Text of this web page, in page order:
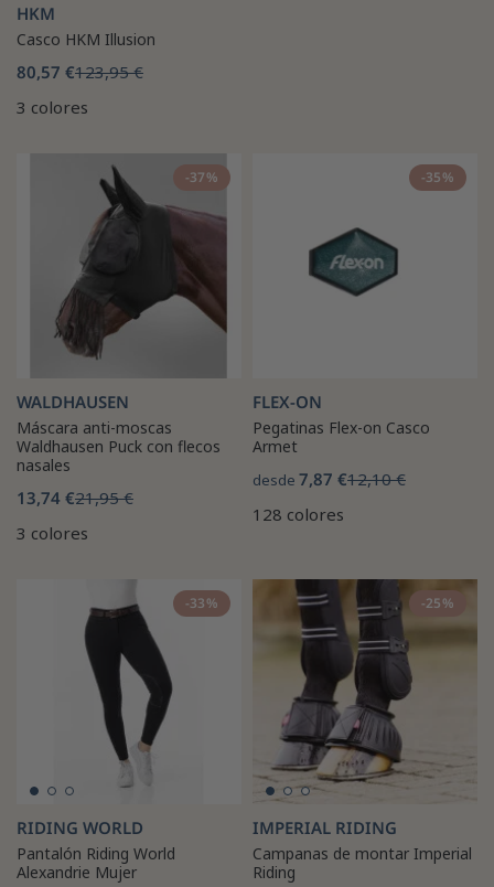
HKM
Casco HKM Illusion
80,57 €123,95 €
3 colores
-37%
WALDHAUSEN
Máscara anti-moscas
Waldhausen Puck con flecos
nasales
13,74 €21,95 €
3 colores
-35%
FLEX-ON
Pegatinas Flex-on Casco
Armet
desde 7,87 €12,10 €
128 colores
-33%
RIDING WORLD
Pantalón Riding World
Alexandrie Mujer
-25%
IMPERIAL RIDING
Campanas de montar Imperial
Riding